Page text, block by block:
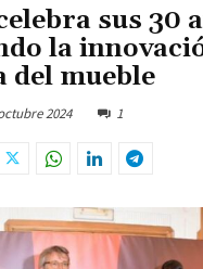
sus 30
la
del mueble
2024 1